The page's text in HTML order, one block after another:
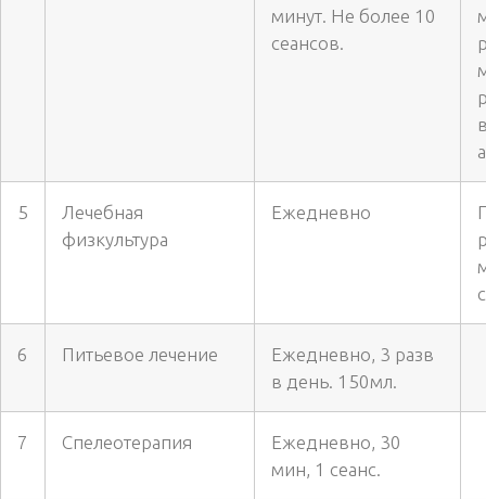
минут. Не более 10
сеансов.
5
Лечебная
физкультура
Ежедневно
6 Питьевое лечение
Ежедневно, 3 разв
в день. 150мл.
7 Спелеотерапия
Ежедневно, 30
мин, 1 сеанс.